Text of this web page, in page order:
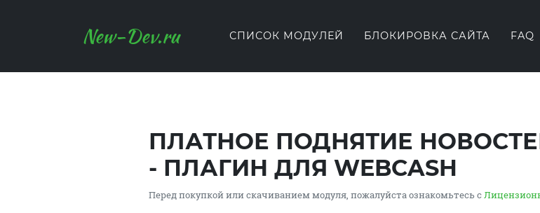
New-Dev.ru СПИСОК МОДУЛЕЙ БЛОКИРОВКА САЙТА FAQ
ПЛАТНОЕ ПОДНЯТИЕ
- ПЛАГИН ДЛЯ WEBCASH
Перед покупкой или скачиванием модуля, пожалуйста ознакомьтесь с